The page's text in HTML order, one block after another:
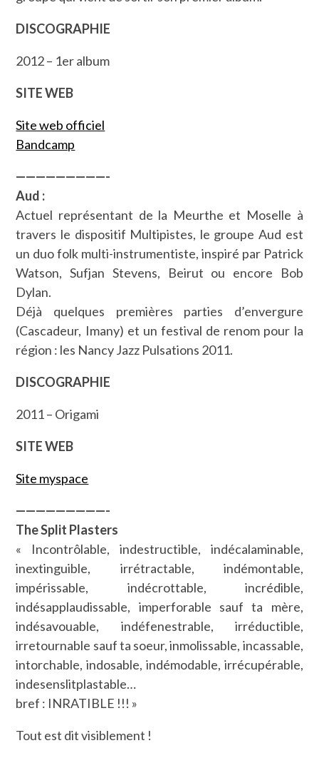
DISCOGRAPHIE
2012 – 1er album
SITE WEB
Site web officiel
Bandcamp
—————————-
Aud :
Actuel représentant de la Meurthe et Moselle à
travers le dispositif Multipistes, le groupe Aud est
un duo folk multi-instrumentiste, inspiré par Patrick
Watson, Sufjan Stevens, Beirut ou encore Bob
Dylan.
Déjà quelques premières parties d’envergure
(Cascadeur, Imany) et un festival de renom pour la
région : les Nancy Jazz Pulsations 2011.
DISCOGRAPHIE
2011 – Origami
SITE WEB
Site myspace
—————————-
The Split Plasters
« Incontrôlable, indestructible, indécalaminable,
inextinguible, irrétractable, indémontable,
impérissable, indécrottable, incrédible,
indésapplaudissable, imperforable sauf ta mère,
indésavouable, indéfenestrable, irréductible,
irretournable sauf ta soeur, inmolissable, incassable,
intorchable, indosable, indémodable, irrécupérable,
indesenslitplastable…
bref : INRATIBLE !!! »
Tout est dit visiblement !